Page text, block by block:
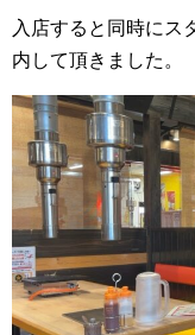
入店すると同時にス
内して頂きました。